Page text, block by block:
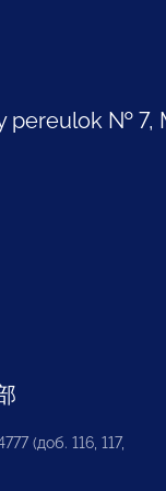
pereulok № 7,
(доб. 116, 117,